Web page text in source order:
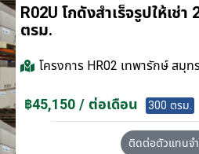
R02U โกดังสำเร็จรูปให้เช่
ตรม.
โครงการ HR02 เทพารักษ์ สมุท
฿45,150 / ต่อเดือน 300 ตรม.
ติดต่อตัวแทนจ